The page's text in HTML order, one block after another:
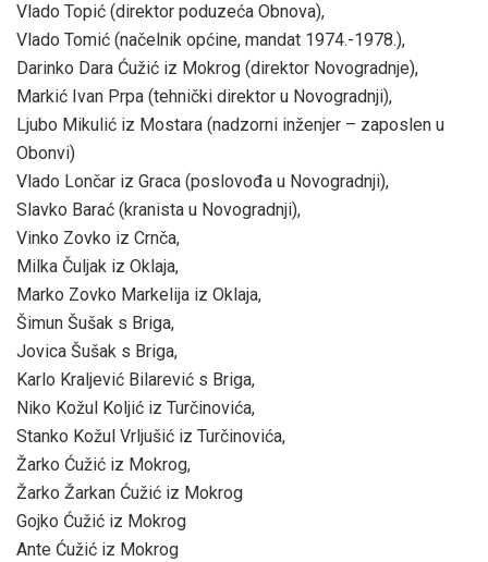
Vlado Topić (direktor poduzeća Obnova),
Vlado Tomić (načelnik općine, mandat 1974.-1978.),
Darinko Dara Ćužić iz Mokrog (direktor Novogradnje),
Markić Ivan Prpa (tehnički direktor u Novogradnji),
Ljubo Mikulić iz Mostara (nadzorni inženjer – zaposlen u
Obonvi)
Vlado Lončar iz Graca (poslovođa u Novogradnji),
Slavko Barać (kranista u Novogradnji),
Vinko Zovko iz Crnča,
Milka Čuljak iz Oklaja,
Marko Zovko Markelija iz Oklaja,
Šimun Šušak s Briga,
Jovica Šušak s Briga,
Karlo Kraljević Bilarević s Briga,
Niko Kožul Koljić iz Turčinovića,
Stanko Kožul Vrljušić iz Turčinovića,
Žarko Ćužić iz Mokrog,
Žarko Žarkan Ćužić iz Mokrog
Gojko Ćužić iz Mokrog
Ante Ćužić iz Mokrog